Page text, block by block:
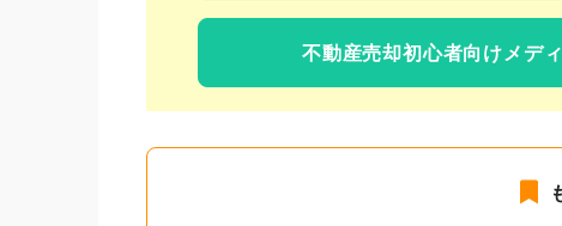
不動産売却初心者向けメデ